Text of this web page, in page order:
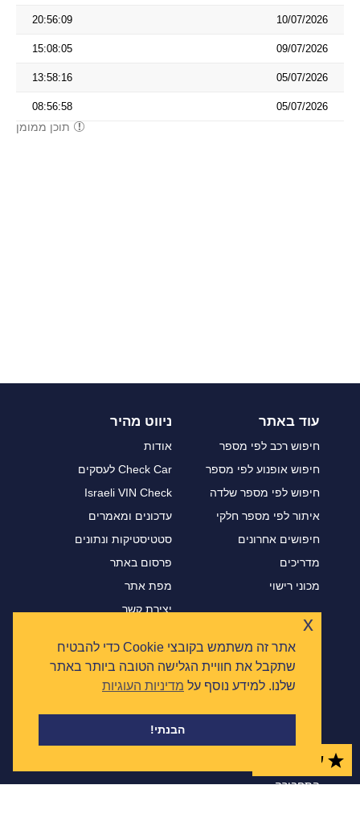
10/07/2026
20:56:09
09/07/2026
15:08:05
05/07/2026
13:58:16
05/07/2026
08:56:58
תוכן ממומן
עוד באתר
חיפוש רכב לפי מספר
חיפוש אופנוע לפי מספר
חיפוש לפי מספר שלדה
איתור לפי מספר חלקי
חיפושים אחרונים
מדריכים
מכוני רישוי
ניווט מהיר
אודות
Check Car לעסקים
Israeli VIN Check
עדכונים ומאמרים
סטטיסטיקות ונתונים
פרסום באתר
מפת אתר
יצירת קשר
צ'ק קאר מנוע חיפוש רכב לפי מספר לבדיקת מידע ונתונים
על כלי רכב משומש לפני קנייה.
עם דוח Check Car תקבלו מידע עדכני, שקיפות מלאה
חיפוש רכבים לפי מספר רישוי או שלדה והפקת נתונים על
התחבורה.
שמורים
אתר זה משתמש בקובצי Cookie כדי להבטיח
שתקבל את חוויית הגלישה הטובה ביותר באתר
שלנו. למידע נוסף על מדיניות העוגיות
הבנתי!
x